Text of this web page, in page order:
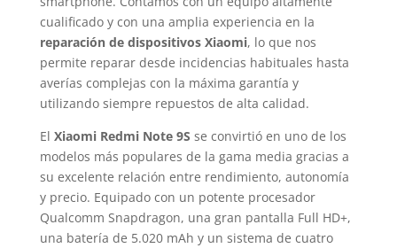
cualificado y con una amplia experiencia en la
reparación de dispositivos Xiaomi, lo que nos
permite reparar desde incidencias habituales hasta
averías complejas con la máxima garantía y
utilizando siempre repuestos de alta calidad.
El Xiaomi Redmi Note 9S se convirtió en uno de los
modelos más populares de la gama media gracias a
su excelente relación entre rendimiento, autonomía
y precio. Equipado con un potente procesador
Qualcomm Snapdragon, una gran pantalla Full HD+,
una batería de 5.020 mAh y un sistema de cuatro